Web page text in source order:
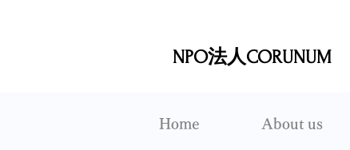
NPO法人CORUNUM
Home About us